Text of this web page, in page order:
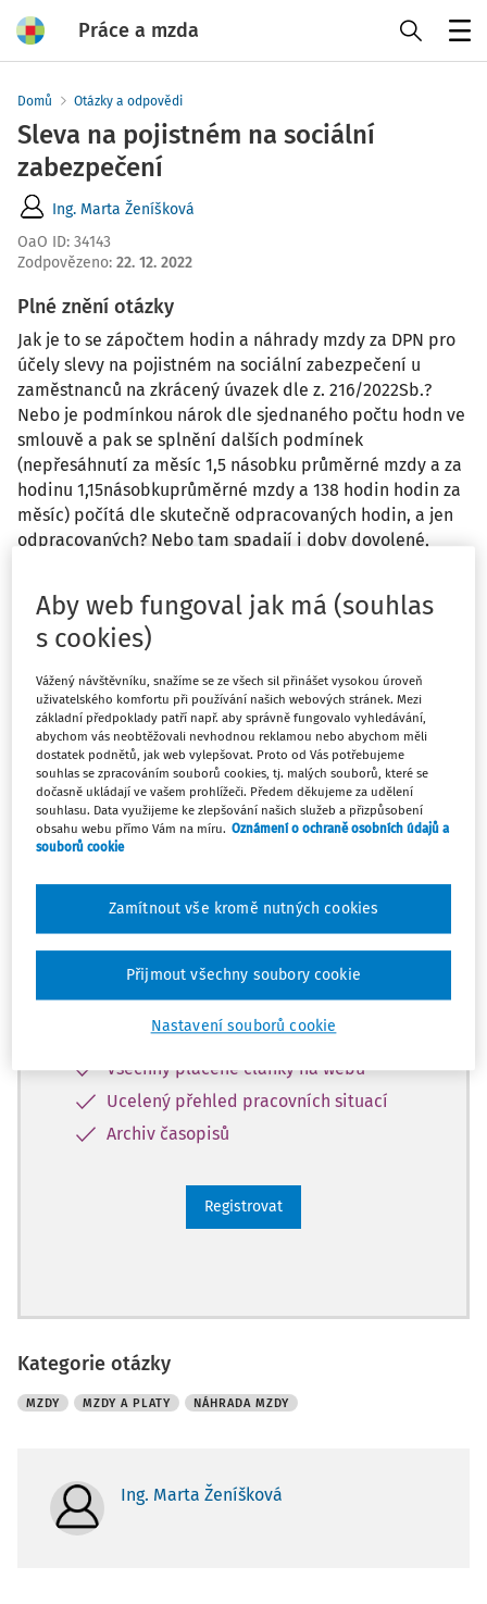
Práce a mzda
Domů Otázky a odpovědi
Sleva na pojistném na sociální
zabezpečení
Ing. Marta Ženíšková
OaO ID: 34143
Zodpovězeno: 22. 12. 2022
Plné znění otázky
Jak je to se zápočtem hodin a náhrady mzdy za DPN pro
účely slevy na pojistném na sociální zabezpečení u
zaměstnanců na zkrácený úvazek dle z. 216/2022Sb.?
Nebo je podmínkou nárok dle sjednaného počtu hodn ve
smlouvě a pak se splnění dalších podmínek
(nepřesáhnutí za měsíc 1,5 násobku průměrné mzdy a za
hodinu 1,15násobkuprůměrné mzdy a 138 hodin hodin za
měsíc) počítá dle skutečně odpracovaných hodin, a jen
odpracovaných? Nebo tam spadají i doby dovolené,
Odpověď
Máte předplatné? Přihlaste se
Zatím jste si přečetli jen začátek…
Zaregistrujte se a získejte
zdarma plný přístup na 14 dnů.
Díky tomu získáte
Všechny placené články na webu
Ucelený přehled pracovních situací
Archiv časopisů
Registrovat
Kategorie otázky
MZDY MZDY A PLATY NÁHRADA MZDY
Ing. Marta Ženíšková
Aby web fungoval jak má (souhlas
s cookies)
Vážený návštěvníku, snažíme se ze všech sil přinášet vysokou úroveň
uživatelského komfortu při používání našich webových stránek. Mezi
základní předpoklady patří např. aby správně fungovalo vyhledávání,
abychom vás neobtěžovali nevhodnou reklamou nebo abychom měli
dostatek podnětů, jak web vylepšovat. Proto od Vás potřebujeme
souhlas se zpracováním souborů cookies, tj. malých souborů, které se
dočasně ukládají ve vašem prohlížeči. Předem děkujeme za udělení
souhlasu. Data využijeme ke zlepšování našich služeb a přizpůsobení
obsahu webu přímo Vám na míru. Oznámení o ochraně osobních údajů a
souborů cookie
Nastavení souborů cookie
Zamítnout vše kromě nutných cookies
Přijmout všechny soubory cookie